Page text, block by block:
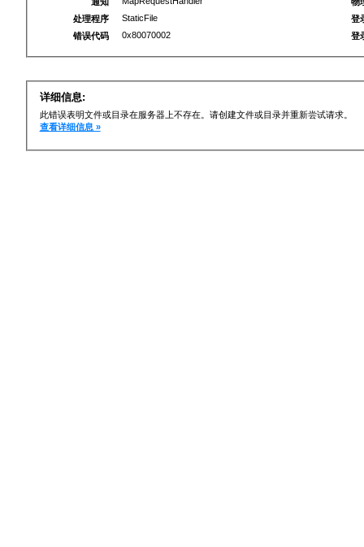
处理程序
StaticFile
错误代码
0x80070002
登
登
详细信息:
此错误表明文件或目录在服务器上不存在。请创建文件或目录并重新尝试请求。
查看详细信息 »